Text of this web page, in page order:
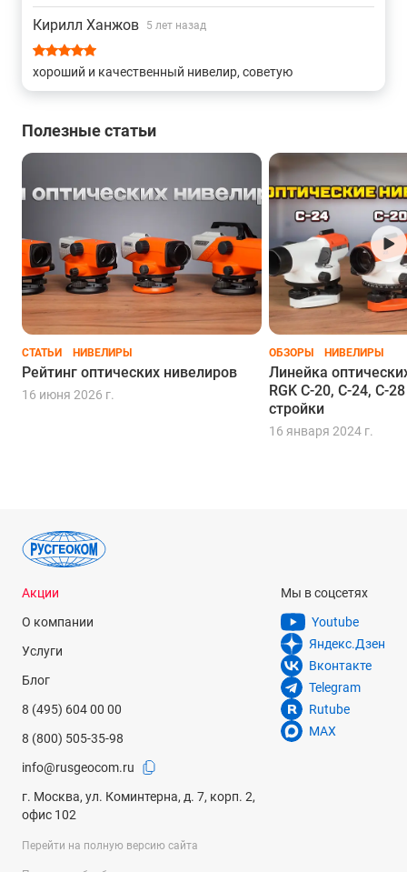
Кирилл Ханжов 5 лет назад
хороший и качественный нивелир, советую
Полезные статьи
СТАТЬИ НИВЕЛИРЫ
Рейтинг оптических нивелиров
16 июня 2026 г.
ОБЗОРЫ НИВЕЛИРЫ
Линейка
RGK C-20, C-24, C-
стройки
16 января 2024 г.
Акции
О компании
Услуги
Блог
8 (495) 604 00 00
8 (800) 505-35-98
info@rusgeocom.ru
г. Москва, ул. Коминтерна, д. 7, корп. 2,
офис 102
Мы в соцсетях
Youtube
Яндекс.Дзен
Вконтакте
Telegram
Rutube
MAX
Перейти на полную версию сайта